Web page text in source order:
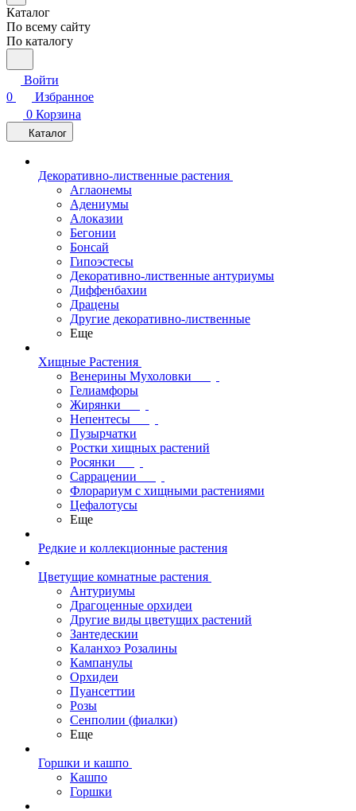
Каталог
По всему сайту
По каталогу
Войти
0
Избранное
0 Корзина
Каталог
Декоративно-лиственные растения
Аглаонемы
Адениумы
Алоказии
Бегонии
Бонсай
Гипоэстесы
Декоративно-лиственные антуриумы
Диффенбахии
Драцены
Другие декоративно-лиственные
Еще
Хищные Растения
Венерины Мухоловки
Гелиамфоры
Жирянки
Непентесы
Пузырчатки
Ростки хищных растений
Росянки
Саррацении
Флорариум с хищными растениями
Цефалотусы
Еще
Редкие и коллекционные растения
Цветущие комнатные растения
Антуриумы
Драгоценные орхидеи
Другие виды цветущих растений
Зантедескии
Каланхоэ Розалины
Кампанулы
Орхидеи
Пуансеттии
Розы
Сенполии (фиалки)
Еще
Горшки и кашпо
Кашпо
Горшки